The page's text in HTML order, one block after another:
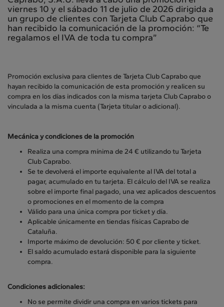
viernes 10 y el sábado 11 de julio de 2026 dirigida a
un grupo de clientes con Tarjeta Club Caprabo que
han recibido la comunicación de la promoción: “Te
regalamos el IVA de toda tu compra”
Promoción exclusiva para clientes de Tarjeta Club Caprabo que
hayan recibido la comunicación de esta promoción y realicen su
compra en los días indicados con la misma tarjeta Club Caprabo o
vinculada a la misma cuenta (Tarjeta titular o adicional).
Mecánica y condiciones de la promoción
Realiza una compra mínima de 24 € utilizando tu Tarjeta
Club Caprabo.
Se te devolverá el importe equivalente al IVA del total a
pagar, acumulado en tu tarjeta. El cálculo del IVA se realiza
sobre el importe final pagado, una vez aplicados descuentos
o promociones en el momento de la compra
Válido para una única compra por ticket y día.
Aplicable únicamente en tiendas físicas Caprabo de
Cataluña.
Importe máximo de devolución: 50 € por cliente y ticket.
El saldo acumulado estará disponible para la siguiente
compra.
Condiciones adicionales:
No se permite dividir una compra en varios tickets para